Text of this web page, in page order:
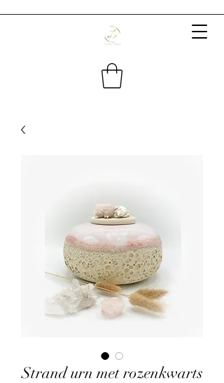
Strand urn met rozenkwarts